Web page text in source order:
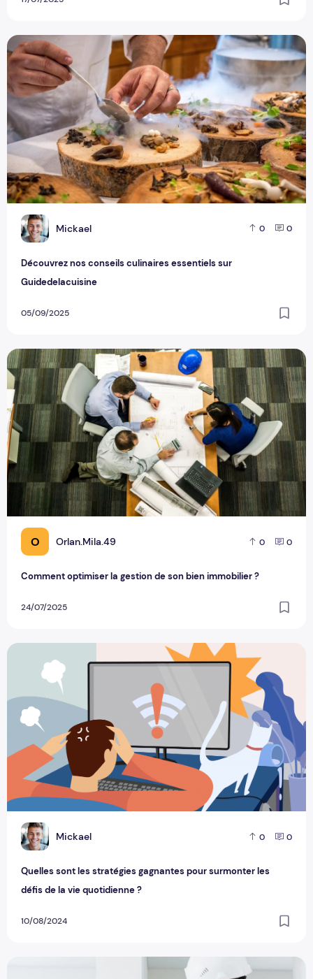
M Mickael 0 0
Découvrez nos conseils culinaires essentiels sur
Guidedelacuisine
05/09/2025
Découvrez nos conseils culinaires essentiels sur
O Orlan.Mila.49 0 0
Comment optimiser la gestion de son bien immobilier ?
24/07/2025
Comment optimiser la gestion de son bien immobilier ?
M Mickael 0 0
Quelles sont les stratégies gagnantes pour surmonter les
défis de la vie quotidienne ?
10/08/2024
Quelles sont les stratégies gagnantes pour surmonter les
Quels sont les meilleurs outils pour gérer efficacement un